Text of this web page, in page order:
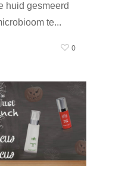
huid gesmeerd
te...
0